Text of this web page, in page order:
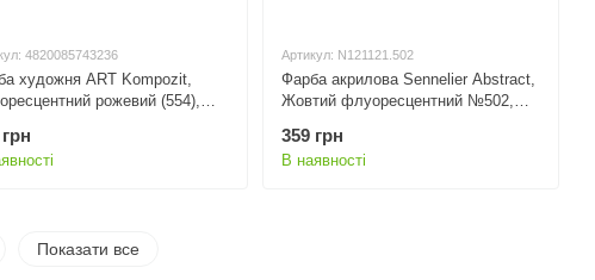
4820085743236
художня ART Kompozit,
рожевий (554),
Артикул: N121121.502
Фарба акрилова Sennelier Abstract,
Жовтий флуоресцентний №502,
359 грн
В наявності
Показати все